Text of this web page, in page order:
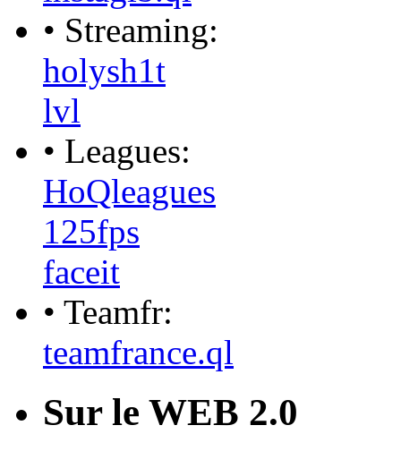
• Streaming:
holysh1t
lvl
• Leagues:
HoQleagues
125fps
faceit
• Teamfr:
teamfrance.ql
Sur le WEB 2.0